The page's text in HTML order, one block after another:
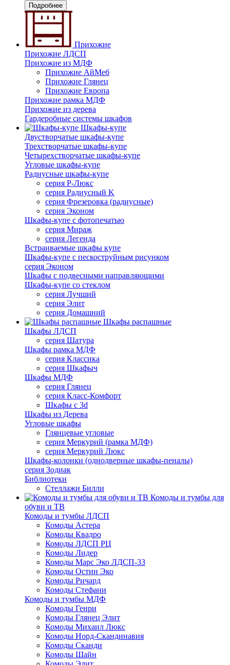
Подробнее
Прихожие
Прихожие ЛДСП
Прихожие из МДФ
Прихожие АйМеб
Прихожие Глянец
Прихожие Европа
Прихожие рамка МДФ
Прихожие из дерева
Гардеробные системы шкафов
Шкафы-купе
Двустворчатые шкафы-купе
Трехстворчатые шкафы-купе
Четырехстворчатые шкафы-купе
Угловые шкафы-купе
Радиусные шкафы-купе
серия Р-Люкс
серия Радиусный K
серия Фрезеровка (радиусные)
серия Эконом
Шкафы-купе с фотопечатью
серия Мираж
серия Легенда
Встраиваемые шкафы купе
Шкафы-купе с пескоструйным рисунком
серия Эконом
Шкафы с подвесными направляющими
Шкафы-купе со стеклом
серия Лучший
серия Элит
серия Домашний
Шкафы распашные
Шкафы ЛДСП
серия Шатура
Шкафы рамка МДФ
серия Классика
серия Шкафыч
Шкафы МДФ
серия Глянец
серия Класс-Комфорт
Шкафы с 3d
Шкафы из Дерева
Угловые шкафы
Глянцевые угловые
серия Меркурий (рамка МДФ)
серия Меркурий Люкс
Шкафы-колонки (однодверные шкафы-пеналы)
серия Зодиак
Библиотеки
Стеллажи Билли
Комоды и тумбы для
обуви и ТВ
Комоды и тумбы ЛДСП
Комоды Астера
Комоды Квадро
Комоды ЛДСП РЦ
Комоды Лидер
Комоды Марс Эко ЛДСП-33
Комоды Остин Эко
Комоды Ричард
Комоды Стефани
Комоды и тумбы МДФ
Комоды Генри
Комоды Глянец Элит
Комоды Михаил Люкс
Комоды Норд-Скандинавия
Комоды Сканди
Комоды Шайн